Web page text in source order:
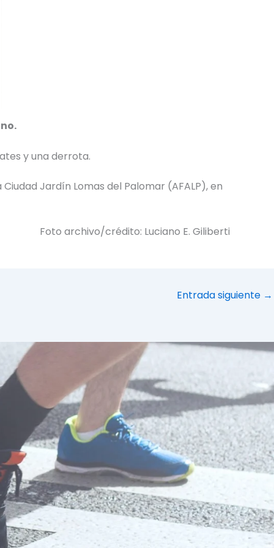
y una derrota.
Jardín Lomas del Palomar (AFALP), en
Foto archivo/crédito: Luciano E. Giliberti
Entrada siguiente →